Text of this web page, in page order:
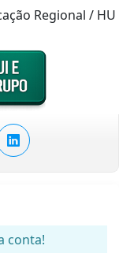
Regional / HU
conta!